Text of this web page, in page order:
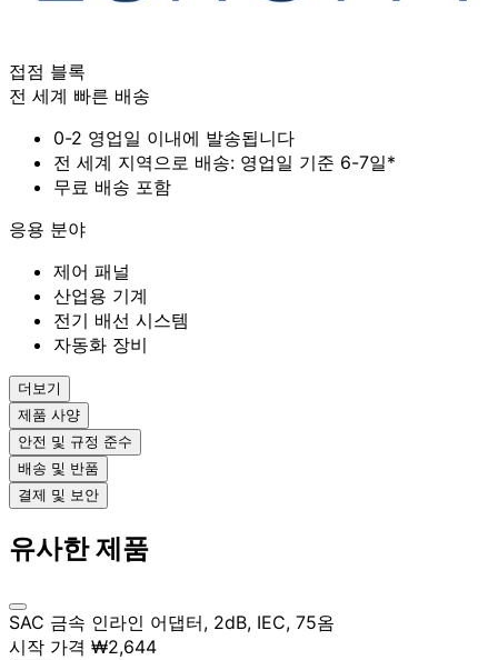
접점 블록
전 세계 빠른 배송
0-2 영업일 이내에 발송됩니다
전 세계 지역으로 배송: 영업일 기준 6-7일*
무료 배송 포함
응용 분야
제어 패널
산업용 기계
전기 배선 시스템
자동화 장비
더보기
제품 사양
안전 및 규정 준수
배송 및 반품
결제 및 보안
유사한 제품
SAC 금속 인라인 어댑터, 2dB, IEC, 75옴
시작 가격 ₩2,644